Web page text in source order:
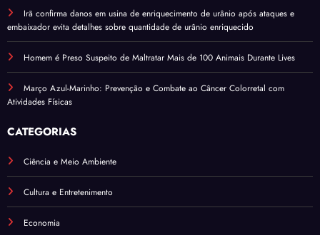
Irã confirma danos em usina de enriquecimento de urânio após ataques e
embaixador evita detalhes sobre quantidade de urânio enriquecido
Homem é Preso Suspeito de Maltratar Mais de 100 Animais Durante Lives
Março Azul-Marinho: Prevenção e Combate ao Câncer Colorretal com
Atividades Físicas
CATEGORIAS
Ciência e Meio Ambiente
Cultura e Entretenimento
Economia